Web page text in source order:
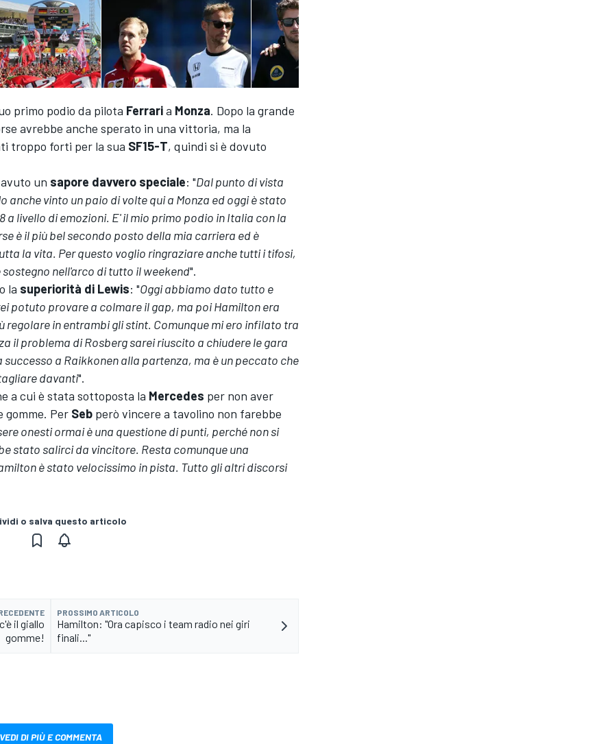
primo podio da pilota Ferraria Monza. Dopo la grande
avrebbe anche sperato in una vittoria, ma la
troppo forti per la sua SF15-T, quindi si è dovuto
un sapore davvero speciale: "Dal punto di vista
anche vinto un paio di volte qui a Monza ed oggi è stato
a livello di emozioni. E' il mio primo podio in Italia con la
è il più bel secondo posto della mia carriera ed è
la vita. Per questo voglio ringraziare anche tutti i tifosi,
nell'arco di tutto il weekend".
la superiorità di Lewis: "Oggi abbiamo dato tutto e
potuto provare a colmare il gap, ma poi Hamilton era
regolare in entrambi gli stint. Comunque mi ero infilato tra
il problema di Rosberg sarei riuscito a chiudere le gara
a Raikkonen alla partenza, ma è un peccato che
davanti".
a cui è stata sottoposta la Mercedes per non aver
gomme. Per Seb però vincere a tavolino non farebbe
onesti ormai è una questione di punti, perché non si
stato salirci da vincitore. Resta comunque una
è stato velocissimo in pista. Tutto gli altri discorsi
o salva questo articolo
il giallo
gomme!
PROSSIMO ARTICOLO
Hamilton: "Ora capisco i team radio nei giri
finali..."
VEDI DI PIÙ E COMMENTA